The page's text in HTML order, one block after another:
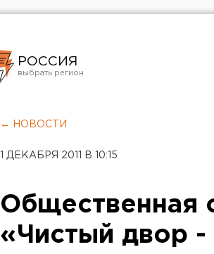
РОССИЯ
Челябинск
← НОВОСТИ
1 ДЕКАБРЯ 2011 В 10:15
Общественная
«Чистый двор